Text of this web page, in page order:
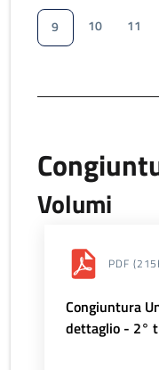
9
10 11
Volumi
PDF
Congiuntura
dettaglio - 2°